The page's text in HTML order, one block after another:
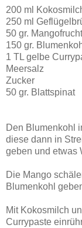
200 ml
250 ml
50 gr.
150 gr.
1 TL gelbe
Meersalz
Zucker
50 gr. Blattspinat
Den Blumenkohl
diese dann in
geben und etwas
Die Mango
Blumenkohl
Mit Kokosmilch
Currypaste